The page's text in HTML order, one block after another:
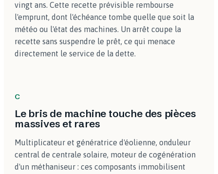
vingt ans. Cette recette prévisible rembourse
l'emprunt, dont l'échéance tombe quelle que soit la
météo ou l'état des machines. Un arrêt coupe la
recette sans suspendre le prêt, ce qui menace
directement le service de la dette.
C
Le bris de machine touche des pièces
massives et rares
Multiplicateur et génératrice d'éolienne, onduleur
central de centrale solaire, moteur de cogénération
d'un méthaniseur : ces composants immobilisent